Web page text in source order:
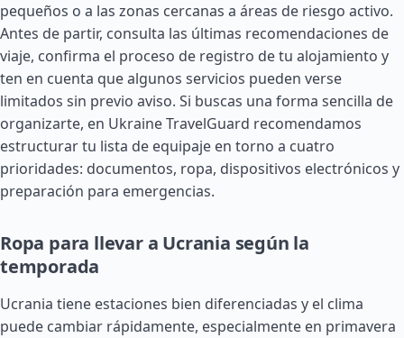
pequeños o a las zonas cercanas a áreas de riesgo activo.
Antes de partir, consulta las últimas recomendaciones de
viaje, confirma el proceso de registro de tu alojamiento y
ten en cuenta que algunos servicios pueden verse
limitados sin previo aviso. Si buscas una forma sencilla de
organizarte, en Ukraine TravelGuard recomendamos
estructurar tu lista de equipaje en torno a cuatro
prioridades: documentos, ropa, dispositivos electrónicos y
preparación para emergencias.
Ropa para llevar a Ucrania según la
temporada
Ucrania tiene estaciones bien diferenciadas y el clima
puede cambiar rápidamente, especialmente en primavera